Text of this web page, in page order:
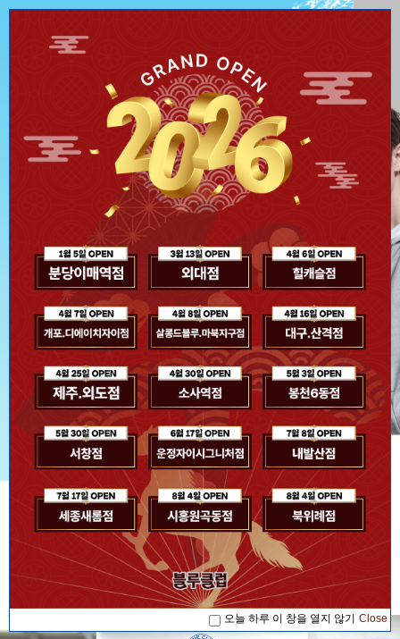
신제품 스파클링 라인 출신
공지사항
[공지사항] [블루소식]2026. 07. 17 '블루...
[공지사항] [블루소식]2026. 08. 04 '블루...
[공지사항] [블루소식]2026. 08. 04 '블루...
[공지사항] [블루소식]2026. 07. 17 '블루...
[공지사항] [블루소식]2026. 08. 04 '블루...
오늘 하루 이 창을 열지 않기 Close
오늘 하루 이 창을 열지 않기 Close
오늘 하루 이 창을 열지 않기 Close